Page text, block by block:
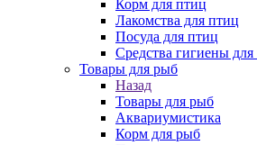
Корм для птиц
Лакомства для птиц
Посуда для птиц
Средства гигиены для
Товары для рыб
Назад
Товары для рыб
Аквариумистика
Корм для рыб